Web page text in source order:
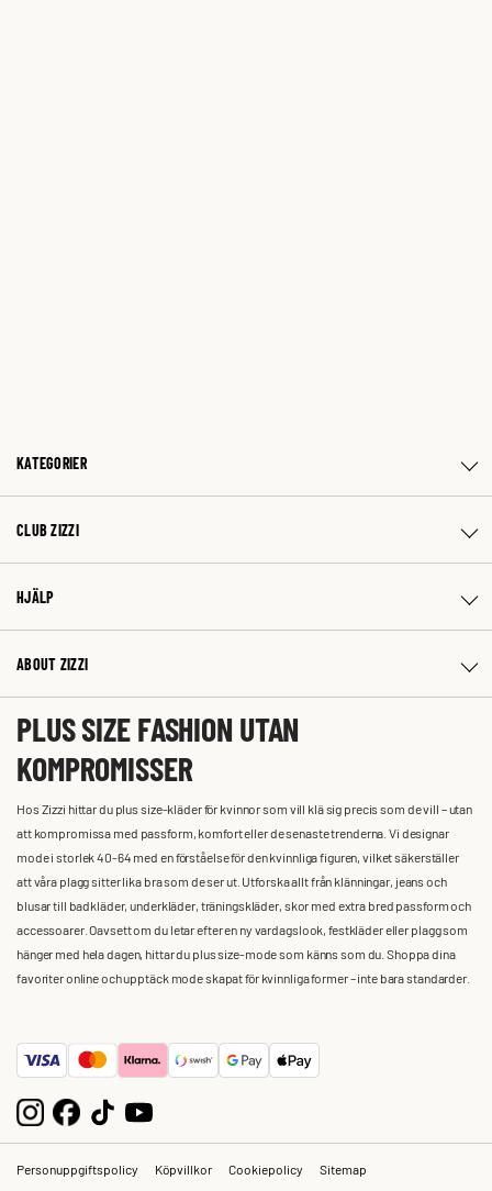
KATEGORIER
CLUB ZIZZI
HJÄLP
ABOUT ZIZZI
PLUS SIZE FASHION UTAN
KOMPROMISSER
Hos Zizzi hittar du plus size-kläder för kvinnor som vill klä sig precis som de vill – utan
att kompromissa med passform, komfort eller de senaste trenderna. Vi designar
mode i storlek 40-64 med en förståelse för den kvinnliga figuren, vilket säkerställer
att våra plagg sitter lika bra som de ser ut. Utforska allt från klänningar, jeans och
blusar till badkläder, underkläder, träningskläder, skor med extra bred passform och
accessoarer. Oavsett om du letar efter en ny vardagslook, festkläder eller plagg som
hänger med hela dagen, hittar du plus size-mode som känns som du. Shoppa dina
favoriter online och upptäck mode skapat för kvinnliga former – inte bara standarder.
Personuppgiftspolicy Köpvillkor Cookiepolicy Sitemap